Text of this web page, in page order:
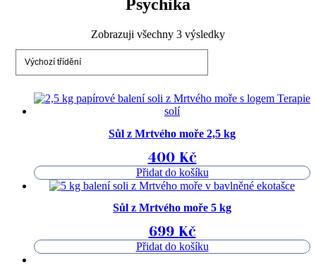
Psychika
Zobrazuji všechny 3 výsledky
Sůl z Mrtvého moře 2,5 kg
400 Kč
Přidat do košíku
Sůl z Mrtvého moře 5 kg
699 Kč
Přidat do košíku